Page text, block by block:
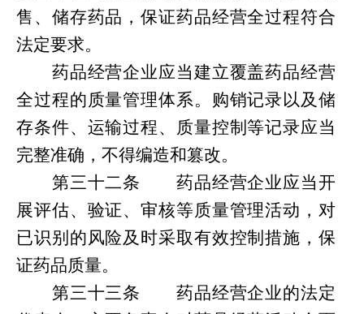
售、储存药品，保证药品经营全过程符合
法定要求。
药品经营企业应当建立覆盖药品经营
全过程的质量管理体系。购销记录以及储
存条件、运输过程、质量控制等记录应当
完整准确，不得编造和篡改。
第三十二条
药品经营企业应当开
展评估、验证、审核等质量管理活动，对
已识别的风险及时采取有效控制措施，保
证药品质量。
第三十三条
药品经营企业的法定